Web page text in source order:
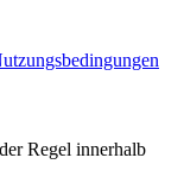
Regel innerhalb